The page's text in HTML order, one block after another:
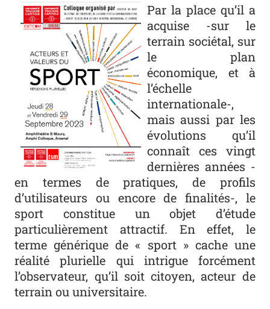
Affiche colloque
Par la place qu’il a
acquise -sur le
terrain sociétal, sur
le plan
économique, et à
l’échelle
internationale-,
mais aussi par les
évolutions qu’il
connaît ces vingt
dernières années -
en termes de pratiques, de profils
d’utilisateurs ou encore de finalités-, le
sport constitue un objet d’étude
particulièrement attractif. En effet, le
terme générique de « sport » cache une
réalité plurielle qui intrigue forcément
l’observateur, qu’il soit citoyen, acteur de
terrain ou universitaire.